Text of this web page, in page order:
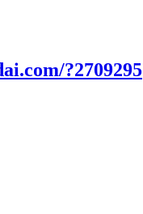
?2709295